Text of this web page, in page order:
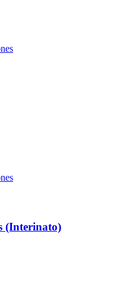
(Interinato)